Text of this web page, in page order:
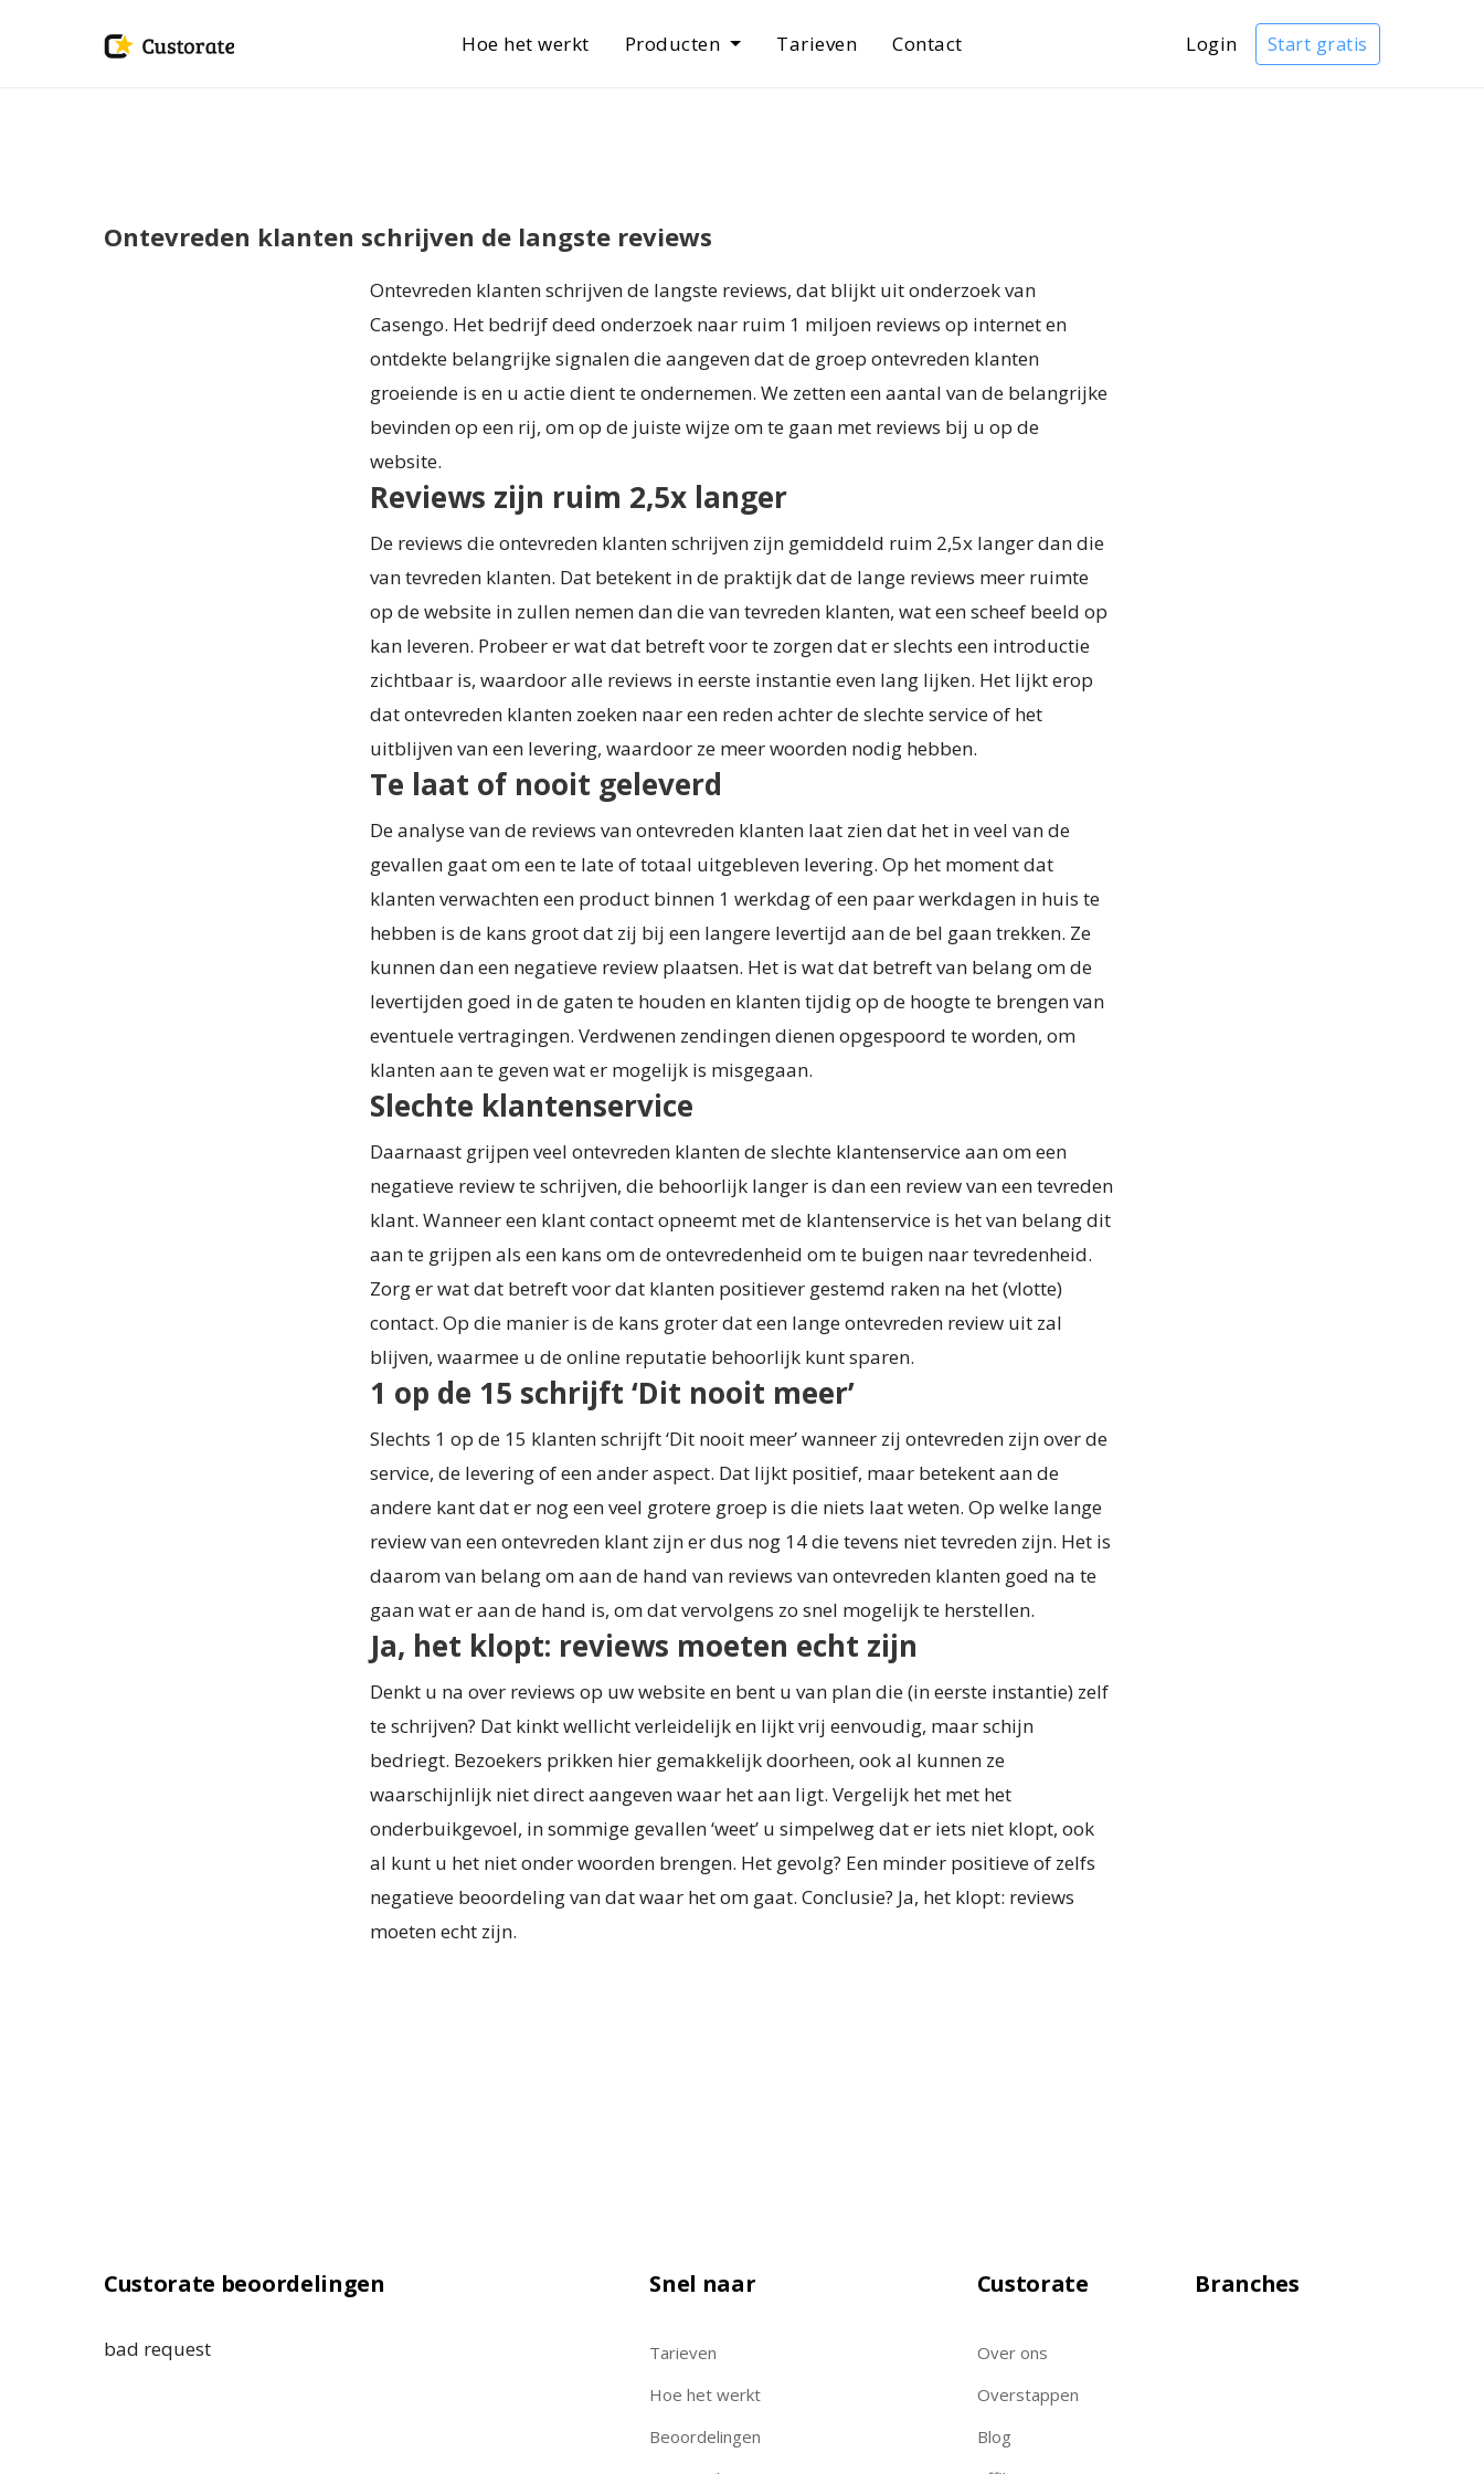
Hoe het werkt Producten Tarieven Contact Login Start gratis
Ontevreden klanten schrijven de langste reviews
Ontevreden klanten schrijven de langste reviews, dat blijkt uit onderzoek van
Casengo. Het bedrijf deed onderzoek naar ruim 1 miljoen reviews op internet en
ontdekte belangrijke signalen die aangeven dat de groep ontevreden klanten
groeiende is en u actie dient te ondernemen. We zetten een aantal van de belangrijke
bevinden op een rij, om op de juiste wijze om te gaan met reviews bij u op de
website.
Reviews zijn ruim 2,5x langer
De reviews die ontevreden klanten schrijven zijn gemiddeld ruim 2,5x langer dan die
van tevreden klanten. Dat betekent in de praktijk dat de lange reviews meer ruimte
op de website in zullen nemen dan die van tevreden klanten, wat een scheef beeld op
kan leveren. Probeer er wat dat betreft voor te zorgen dat er slechts een introductie
zichtbaar is, waardoor alle reviews in eerste instantie even lang lijken. Het lijkt erop
dat ontevreden klanten zoeken naar een reden achter de slechte service of het
uitblijven van een levering, waardoor ze meer woorden nodig hebben.
Te laat of nooit geleverd
De analyse van de reviews van ontevreden klanten laat zien dat het in veel van de
gevallen gaat om een te late of totaal uitgebleven levering. Op het moment dat
klanten verwachten een product binnen 1 werkdag of een paar werkdagen in huis te
hebben is de kans groot dat zij bij een langere levertijd aan de bel gaan trekken. Ze
kunnen dan een negatieve review plaatsen. Het is wat dat betreft van belang om de
levertijden goed in de gaten te houden en klanten tijdig op de hoogte te brengen van
eventuele vertragingen. Verdwenen zendingen dienen opgespoord te worden, om
klanten aan te geven wat er mogelijk is misgegaan.
Slechte klantenservice
Daarnaast grijpen veel ontevreden klanten de slechte klantenservice aan om een
negatieve review te schrijven, die behoorlijk langer is dan een review van een tevreden
klant. Wanneer een klant contact opneemt met de klantenservice is het van belang dit
aan te grijpen als een kans om de ontevredenheid om te buigen naar tevredenheid.
Zorg er wat dat betreft voor dat klanten positiever gestemd raken na het (vlotte)
contact. Op die manier is de kans groter dat een lange ontevreden review uit zal
blijven, waarmee u de online reputatie behoorlijk kunt sparen.
1 op de 15 schrijft ‘Dit nooit meer’
Slechts 1 op de 15 klanten schrijft ‘Dit nooit meer’ wanneer zij ontevreden zijn over de
service, de levering of een ander aspect. Dat lijkt positief, maar betekent aan de
andere kant dat er nog een veel grotere groep is die niets laat weten. Op welke lange
review van een ontevreden klant zijn er dus nog 14 die tevens niet tevreden zijn. Het is
daarom van belang om aan de hand van reviews van ontevreden klanten goed na te
gaan wat er aan de hand is, om dat vervolgens zo snel mogelijk te herstellen.
Ja, het klopt: reviews moeten echt zijn
Denkt u na over reviews op uw website en bent u van plan die (in eerste instantie) zelf
te schrijven? Dat kinkt wellicht verleidelijk en lijkt vrij eenvoudig, maar schijn
bedriegt. Bezoekers prikken hier gemakkelijk doorheen, ook al kunnen ze
waarschijnlijk niet direct aangeven waar het aan ligt. Vergelijk het met het
onderbuikgevoel, in sommige gevallen ‘weet’ u simpelweg dat er iets niet klopt, ook
al kunt u het niet onder woorden brengen. Het gevolg? Een minder positieve of zelfs
negatieve beoordeling van dat waar het om gaat. Conclusie? Ja, het klopt: reviews
moeten echt zijn.
Custorate beoordelingen
bad request
Snel naar
Tarieven
Hoe het werkt
Beoordelingen
Custorate
Over ons
Overstappen
Blog
Branches